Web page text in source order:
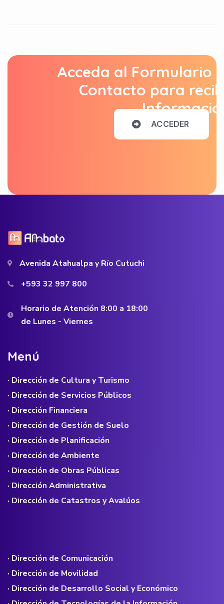
Acceda al Formulario
Contacto para
ACCEDER
Avenida Atahualpa y Río Cutuchi
+593 32 997 800
Horario de Atención 8:00 a 18:00
de Lunes - Viernes
Menú
· Dirección de Cultura y Turismo
· Dirección de Servicios Públicos
· Dirección Financiera
· Dirección de Gestión de Suelo
· Dirección de Planificación
· Dirección de Ambiente
· Dirección de Obras Públicas
· Dirección Administrativa
· Dirección de Catastros y Avalúos
· Dirección de Comunicación
· Dirección de Movilidad
· Dirección de Desarrollo Social y Económico